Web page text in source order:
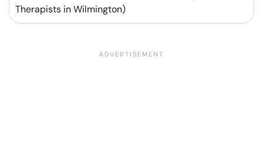
Therapists in Wilmington)